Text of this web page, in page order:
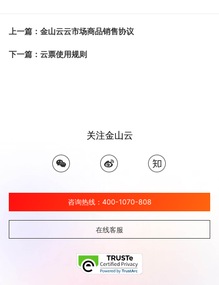
上一篇：金山云云市场商品销售协议
下一篇：云票使用规则
关注金山云
咨询热线：400-1070-808
在线客服